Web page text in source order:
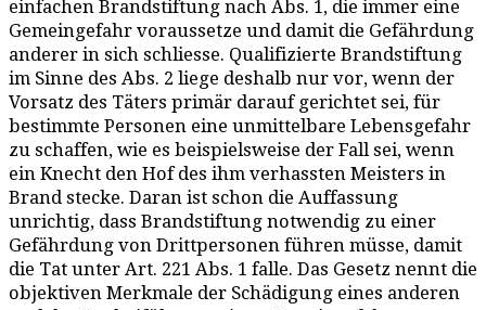
einfachen Brandstiftung nach Abs. 1, die immer eine
Gemeingefahr voraussetze und damit die Gefährdung
anderer in sich schliesse. Qualifizierte Brandstiftung
im Sinne des Abs. 2 liege deshalb nur vor, wenn der
Vorsatz des Täters primär darauf gerichtet sei, für
bestimmte Personen eine unmittelbare Lebensgefahr
zu schaffen, wie es beispielsweise der Fall sei, wenn
ein Knecht den Hof des ihm verhassten Meisters in
Brand stecke. Daran ist schon die Auffassung
unrichtig, dass Brandstiftung notwendig zu einer
Gefährdung von Drittpersonen führen müsse, damit
die Tat unter Art. 221 Abs. 1 falle. Das Gesetz nennt die
objektiven Merkmale der Schädigung eines anderen